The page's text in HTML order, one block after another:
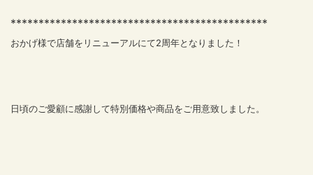
**********************************************
おかげ様で店舗をリニューアルにて2周年となりました！
日頃のご愛顧に感謝して特別価格や商品をご用意致しました。